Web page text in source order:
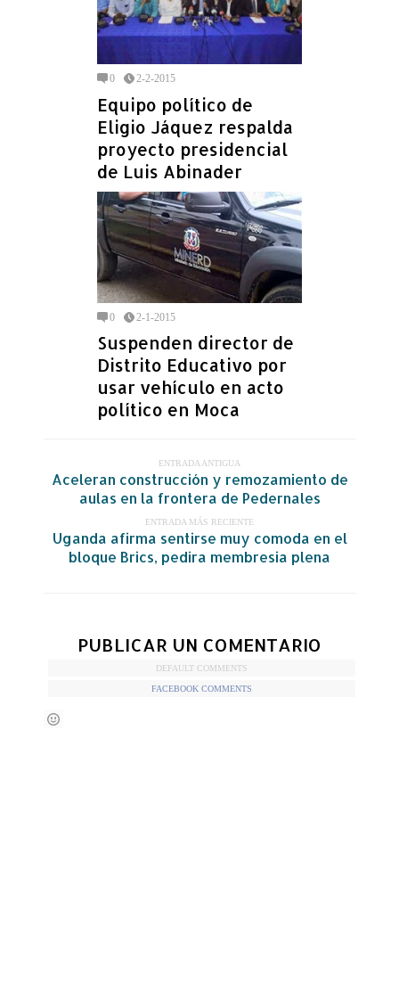
0 2-2-2015
Equipo político de
Eligio Jáquez respalda
proyecto presidencial
de Luis Abinader
0 2-1-2015
Suspenden director de
Distrito Educativo por
usar vehículo en acto
político en Moca
ENTRADA ANTIGUA
Aceleran construcción y remozamiento de
aulas en la frontera de Pedernales
ENTRADA MÁS RECIENTE
Uganda afirma sentirse muy comoda en el
bloque Brics, pedira membresia plena
PUBLICAR UN COMENTARIO
DEFAULT COMMENTS
FACEBOOK COMMENTS